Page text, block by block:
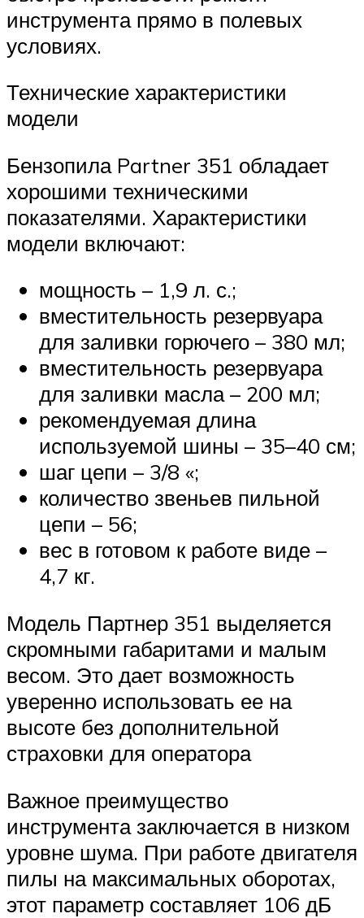
инструмента прямо в полевых
условиях.
Технические характеристики
модели
Бензопила Partner 351 обладает
хорошими техническими
показателями. Характеристики
модели включают:
мощность – 1,9 л. с.;
вместительность резервуара
для заливки горючего – 380 мл;
вместительность резервуара
для заливки масла – 200 мл;
рекомендуемая длина
используемой шины – 35–40 см;
шаг цепи – 3/8 «;
количество звеньев пильной
цепи – 56;
вес в готовом к работе виде –
4,7 кг.
Модель Партнер 351 выделяется
скромными габаритами и малым
весом. Это дает возможность
уверенно использовать ее на
высоте без дополнительной
страховки для оператора
Важное преимущество
инструмента заключается в низком
уровне шума. При работе двигателя
пилы на максимальных оборотах,
этот параметр составляет 106 дБ